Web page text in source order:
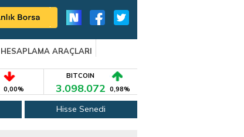
HESAPLAMA ARAÇLARI
0,00%
BITCOIN
3.098.072 0,98%
Hisse Senedi